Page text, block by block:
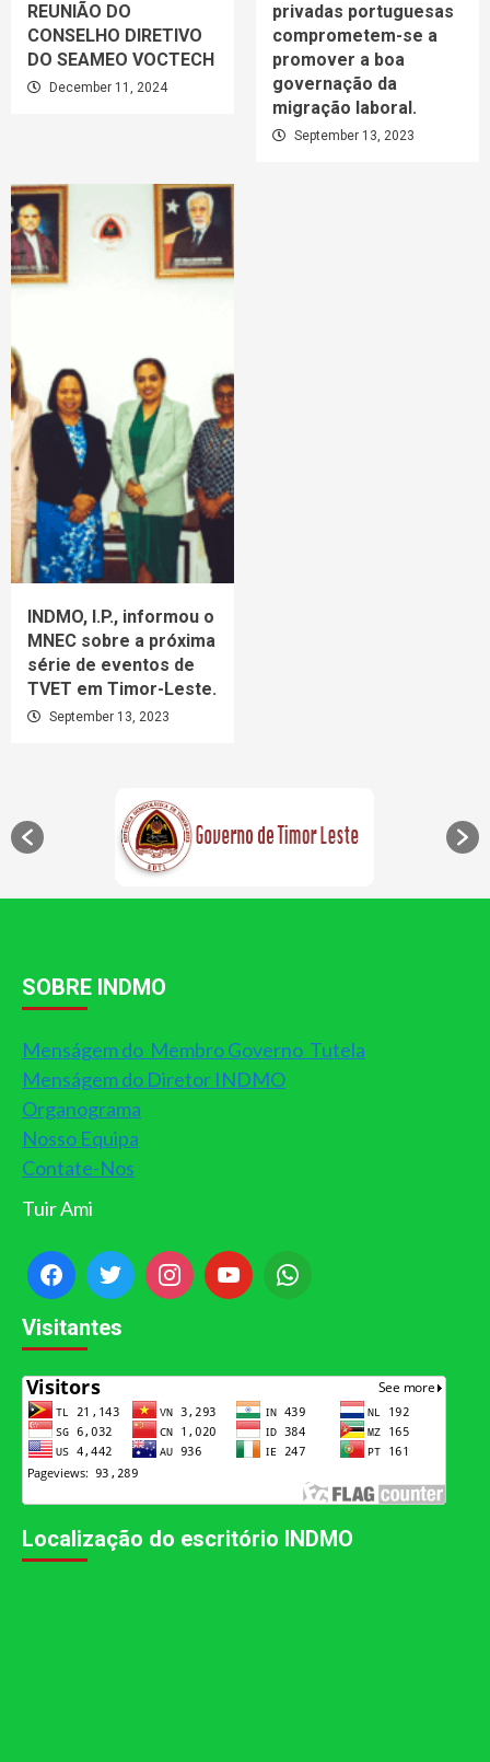
REUNIÃO DO
CONSELHO DIRETIVO
DO SEAMEO VOCTECH
December 11, 2024
privadas portuguesas
comprometem-se a
promover a boa
governação da
migração laboral.
September 13, 2023
INDMO, I.P., informou o
MNEC sobre a próxima
série de eventos de
TVET em Timor-Leste.
September 13, 2023
SOBRE INDMO
Menságem do Membro Governo Tutela
Menságem do Diretor INDMO
Organograma
Nosso Equipa
Contate-Nos
Tuir Ami
Visitantes
Localização do escritório INDMO